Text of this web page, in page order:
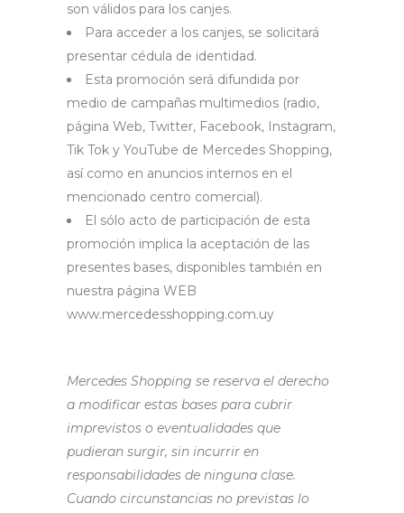
son válidos para los canjes.
Para acceder a los canjes, se solicitará
presentar cédula de identidad.
Esta promoción será difundida por
medio de campañas multimedios (radio,
página Web, Twitter, Facebook, Instagram,
Tik Tok y YouTube de Mercedes Shopping,
así como en anuncios internos en el
mencionado centro comercial).
El sólo acto de participación de esta
promoción implica la aceptación de las
presentes bases, disponibles también en
nuestra página WEB
www.mercedesshopping.com.uy
Mercedes Shopping se reserva el derecho
a modificar estas bases para cubrir
imprevistos o eventualidades que
pudieran surgir, sin incurrir en
responsabilidades de ninguna clase.
Cuando circunstancias no previstas lo